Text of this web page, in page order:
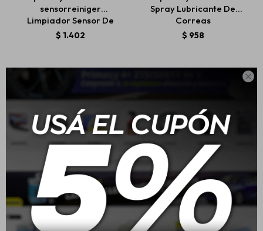

sensorreiniger
Limpiador Sensor De
Masa 200ml
$ 1.402
Spray Lubricante De
Correas
$ 958
Liqui Moly Pro-Line
Drossel Klappen Reiniger
(Nafta) Limpiador
Mariposa Y Admision
Liqui Moly Pro-Line
Electronic Spray 400ml